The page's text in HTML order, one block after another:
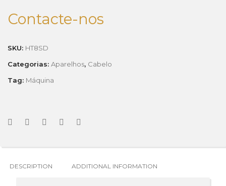
Contacte-nos
SKU: HT8SD
Categorias: Aparelhos, Cabelo
Tag: Máquina
DESCRIPTION ADDITIONAL INFORMATION